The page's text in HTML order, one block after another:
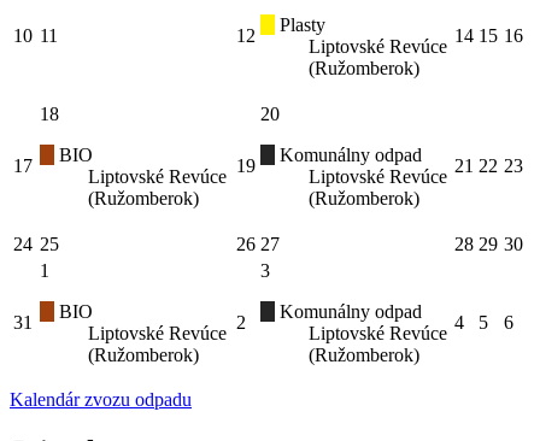
10 11 12
Plasty
Liptovské Revúce
(Ružomberok)
14 15 16
17
18
BIO
Liptovské Revúce
(Ružomberok)
19
20
Komunálny odpad
Liptovské Revúce
(Ružomberok)
21 22 23
24 25 26 27 28 29 30
31
1
BIO
Liptovské Revúce
(Ružomberok)
2
3
Komunálny odpad
Liptovské Revúce
(Ružomberok)
4 5 6
Kalendár zvozu odpadu